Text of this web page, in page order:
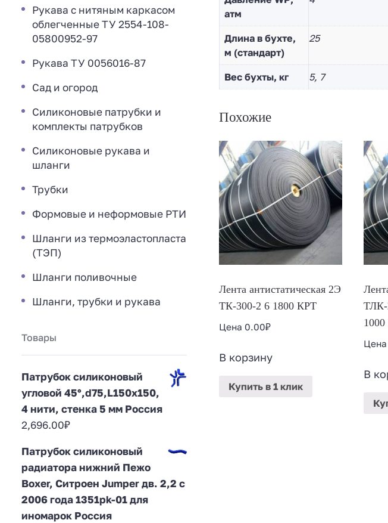
атм
Длина в бухте,
м (стандарт)
25
Вес бухты, кг 5, 7
Похожие
Лента антистатическая 2Э
ТК-300-2 6 1800 КРТ
Цена 0.00₽
В корзину
Купитьв 1 клик
Цена
В
Рукава с нитяным каркасом
облегченные ТУ 2554-108-
05800952-97
Рукава ТУ 0056016-87
Сад и огород
Силиконовые патрубки и
комплекты патрубков
Силиконовые рукава и
шланги
Трубки
Формовые и неформовые РТИ
Шланги из термоэластопласта
(ТЭП)
Шланги поливочные
Шланги, трубки и рукава
Товары
Патрубок силиконовый
угловой 45°,d75,L150x150,
4 нити, стенка 5 мм Россия
2,696.00₽
Патрубок силиконовый
радиатора нижний Пежо
Boxer, Ситроен Jumper дв. 2,2 с
2006 года 1351pk-01 для
иномарок Россия